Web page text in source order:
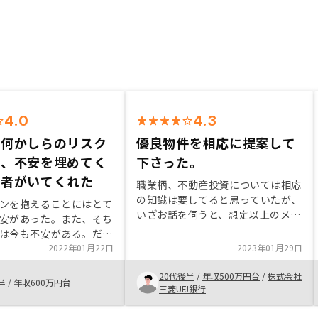
4.0
かしらのリスク
不安を埋めてく
がいてくれた
を抱えることにはとて
があった。また、そち
今も不安がある。だ
何かしらのリスクはつ
、その不安を埋めてく
いてくれたので、今は
。 まだ自分自身には
2022年01月22日
/ 年収600万円台
4.3
優良物件を相応に提案して
下さった。
職業柄、不動産投資については相応
の知識は要してると思っていたが、
いざお話を伺うと、想定以上のメリ
気さえあれば、不動産投資はとても
魅力的だと思う。納得する物件に出
会えるまで我慢もした。
2023年01月29日
20代後半 / 年収500万円台 /株式会社
三菱UFJ銀行